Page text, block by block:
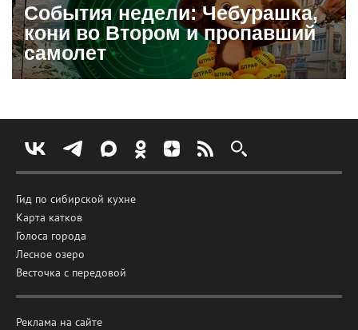
События недели: Чебурашка,
кони во Втором и пропавший
самолет
Гид по сибирской кухне
Карта катков
Голоса города
Лесное озеро
Весточка с передовой
Реклама на сайте